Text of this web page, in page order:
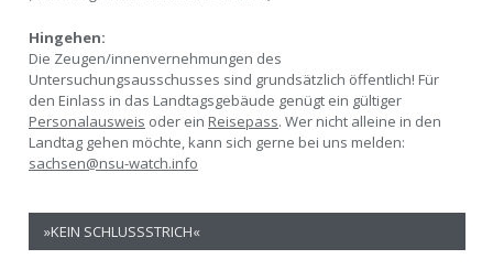
Hingehen:
Die Zeugen/innenvernehmungen des
Untersuchungsausschusses sind grundsätzlich öffentlich! Für
den Einlass in das Landtagsgebäude genügt ein gültiger
Personalausweis oder ein Reisepass. Wer nicht alleine in den
Landtag gehen möchte, kann sich gerne bei uns melden:
sachsen@nsu-watch.info
»KEIN SCHLUSSSTRICH«